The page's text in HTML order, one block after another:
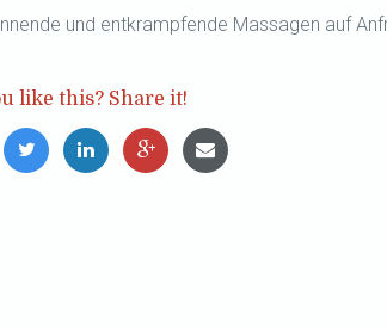
und entkrampfende Massagen auf
like this? Share it!